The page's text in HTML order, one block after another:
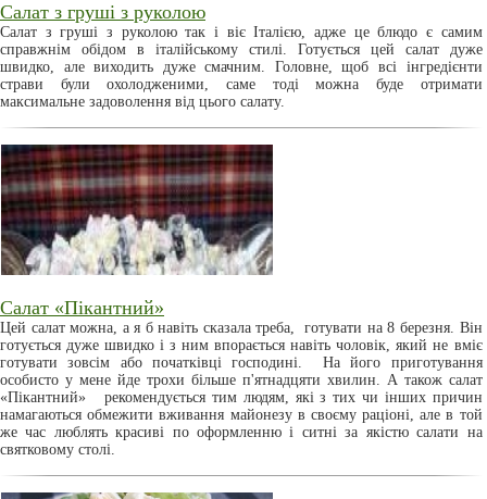
Салат з груші з руколою
Салат з груші з руколою так і віє Італією, адже це блюдо є самим
справжнім обідом в італійському стилі. Готується цей салат дуже
швидко, але виходить дуже смачним. Головне, щоб всі інгредієнти
страви були охолодженими, саме тоді можна буде отримати
максимальне задоволення від цього салату.
Салат «Пікантний»
Цей салат можна, а я б навіть сказала треба, готувати на 8 березня. Він
готується дуже швидко і з ним впорається навіть чоловік, який не вміє
готувати зовсім або початківці господині. На його приготування
особисто у мене йде трохи більше п'ятнадцяти хвилин. А також салат
«Пікантний» рекомендується тим людям, які з тих чи інших причин
намагаються обмежити вживання майонезу в своєму раціоні, але в той
же час люблять красиві по оформленню і ситні за якістю салати на
святковому столі.